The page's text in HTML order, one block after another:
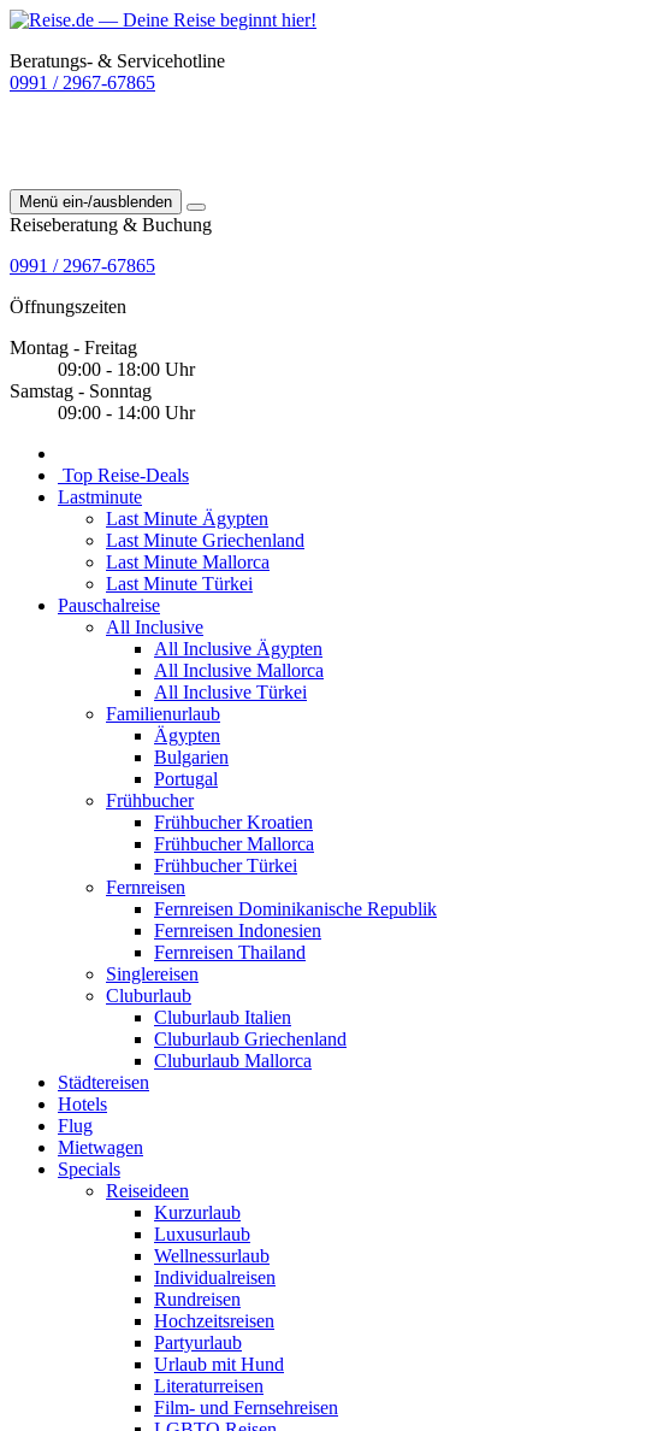
Beratungs- & Servicehotline
0991 / 2967-67865
Menü ein-/ausblenden
Reiseberatung & Buchung
0991 / 2967-67865
Öffnungszeiten
Montag - Freitag
09:00 - 18:00 Uhr
Samstag - Sonntag
09:00 - 14:00 Uhr
Top Reise-Deals
Lastminute
Last Minute Ägypten
Last Minute Griechenland
Last Minute Mallorca
Last Minute Türkei
Pauschalreise
All Inclusive
All Inclusive Ägypten
All Inclusive Mallorca
All Inclusive Türkei
Familienurlaub
Ägypten
Bulgarien
Portugal
Frühbucher
Frühbucher Kroatien
Frühbucher Mallorca
Frühbucher Türkei
Fernreisen
Fernreisen Dominikanische Republik
Fernreisen Indonesien
Fernreisen Thailand
Singlereisen
Cluburlaub
Cluburlaub Italien
Cluburlaub Griechenland
Cluburlaub Mallorca
Städtereisen
Hotels
Flug
Mietwagen
Specials
Reiseideen
Kurzurlaub
Luxusurlaub
Wellnessurlaub
Individualreisen
Rundreisen
Hochzeitsreisen
Partyurlaub
Urlaub mit Hund
Literaturreisen
Film- und Fernsehreisen